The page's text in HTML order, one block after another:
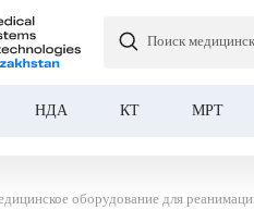
Поиск
НДА КТ МРТ
оборудование для